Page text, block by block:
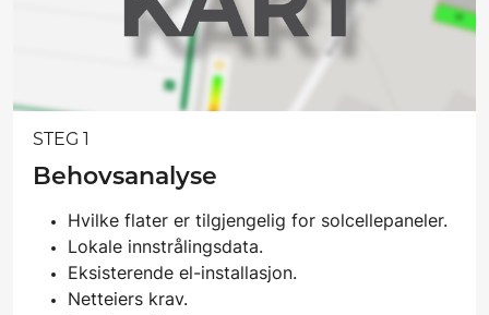
STEG 1
Behovsanalyse
Hvilke flater er tilgjengelig for solcellepaneler.
Lokale innstrålingsdata.
Eksisterende el-installasjon.
Netteiers krav.